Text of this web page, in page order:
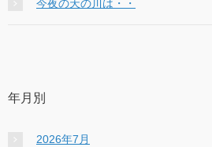
今夜の天の川は・・
年月別
2026年7月